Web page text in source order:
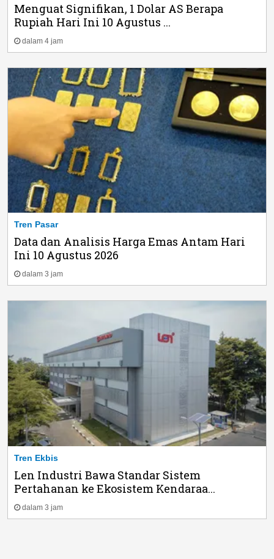
Menguat Signifikan, 1 Dolar AS Berapa
Rupiah Hari Ini 10 Agustus ...
dalam 4 jam
Tren Pasar
Data dan Analisis Harga Emas Antam Hari
Ini 10 Agustus 2026
dalam 3 jam
Tren Ekbis
Len Industri Bawa Standar Sistem
Pertahanan ke Ekosistem Kendaraa...
dalam 3 jam